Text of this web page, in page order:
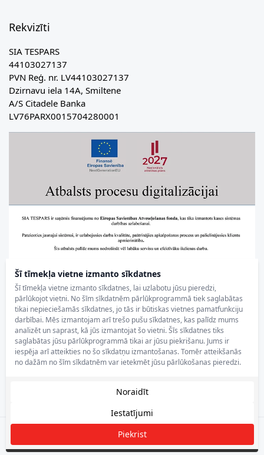
Šī tīmekļa vietne izmanto sīkdatnes
Šī tīmekļa vietne izmanto sīkdatnes, lai uzlabotu jūsu pieredzi,
pārlūkojot vietni. No šīm sīkdatnēm pārlūkprogrammā tiek saglabātas
tikai nepieciešamās sīkdatnes, jo tās ir būtiskas vietnes pamatfunkciju
darbībai. Mēs izmantojam arī trešo pušu sīkdatnes, kas palīdz mums
analizēt un saprast, kā jūs izmantojat šo vietni. Šīs sīkdatnes tiks
saglabātas jūsu pārlūkprogrammā tikai ar jūsu piekrišanu. Jums ir
iespēja arī atteikties no šo sīkdatņu izmantošanas. Tomēr atteikšanās
no dažām no šīm sīkdatnēm var ietekmēt jūsu pārlūkošanas pieredzi.
Piekrist
Iestatījumi
Noraidīt
Filtrēt
Rekvizīti
SIA TESPARS
44103027137
PVN Reģ. nr. LV44103027137
Dzirnavu iela 14A, Smiltene
A/S Citadele Banka
LV76PARX0015704280001
Tespars.lv © 2025